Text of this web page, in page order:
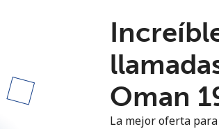
¿Ya tienes una cuenta? Inicia sesión →
Regístrate con
Oman
La mejor oferta